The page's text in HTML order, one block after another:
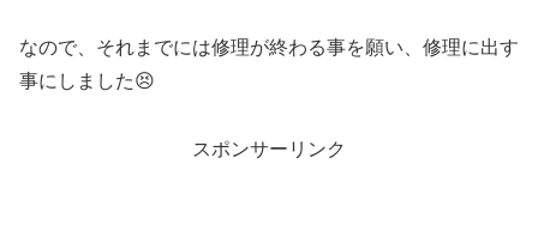
なので、それまでには修理が終わる事を願い、修理に出す
事にしました😣
スポンサーリンク